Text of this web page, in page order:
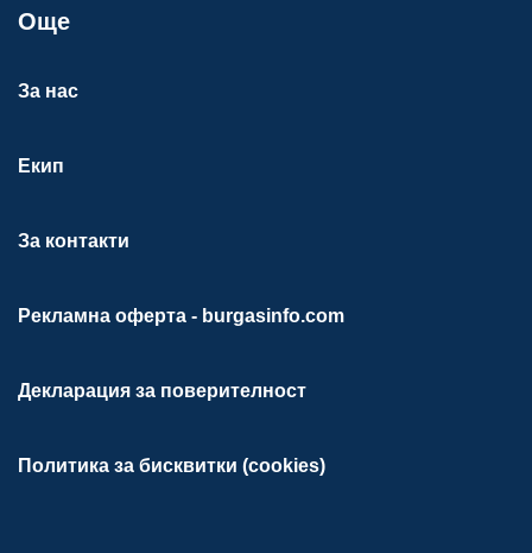
Още
За нас
Екип
За контакти
Рекламна оферта - burgasinfo.com
Декларация за поверителност
Политика за бисквитки (cookies)